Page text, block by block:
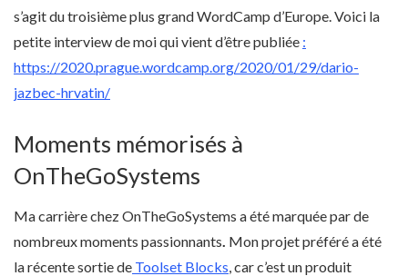
s’agit du troisième plus grand WordCamp d’Europe. Voici la
petite interview de moi qui vient d’être publiée :
https://2020.prague.wordcamp.org/2020/01/29/dario-
jazbec-hrvatin/
Moments mémorisés à
OnTheGoSystems
Ma carrière chez OnTheGoSystems a été marquée par de
nombreux moments passionnants. Mon projet préféré a été
la récente sortie de Toolset Blocks, car c’est un produit